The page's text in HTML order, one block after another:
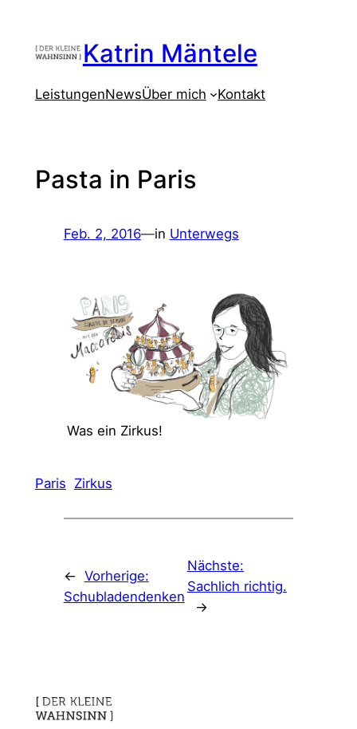
springen
Katrin Mäntele
LeistungenNewsÜber mich Kontakt
Pasta in Paris
Feb. 2, 2016—in Unterwegs
Was ein Zirkus!
Paris Zirkus
← Vorherige:
Schubladendenken
Nächste:
Sachlich richtig.
→